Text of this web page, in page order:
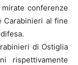
conferenze
Carabinieri al fine
di Ostiglia
rispettivamente